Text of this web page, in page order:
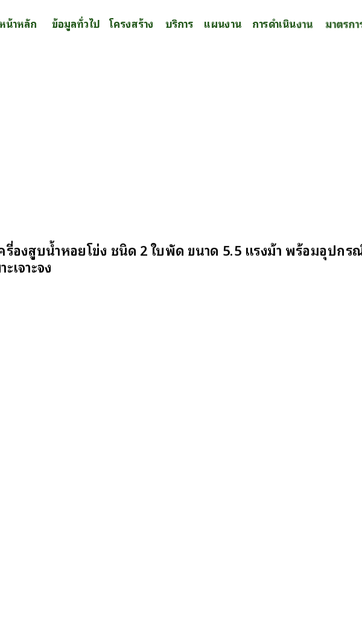
หน้าหลัก ข้อมูลทั่วไป โครงสร้าง บริการ แผนงาน การดำเนินงาน มาตรก
รื่องสูบน้ำหอยโข่ง ชนิด 2 ใบพัด ขนาด 5.5 แรงม้า พร้อมอุปกร
เจาะจง